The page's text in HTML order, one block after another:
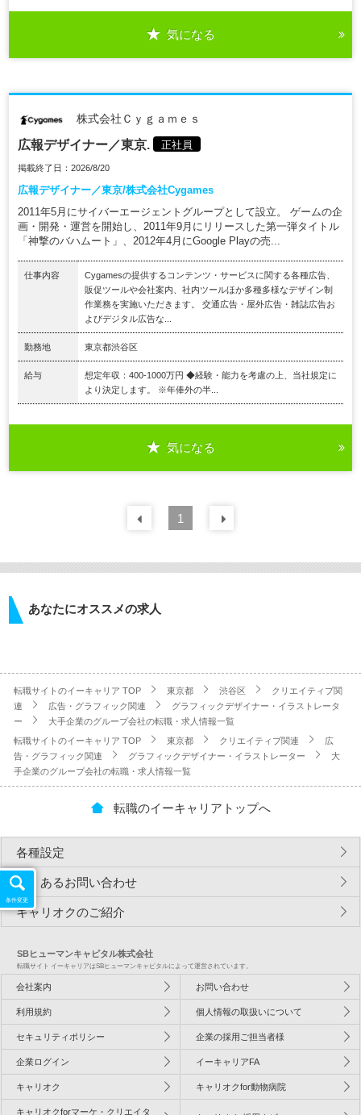
気になる
株式会社Ｃｙｇａｍｅｓ
広報デザイナー／東京. 正社員
掲載終了日：2026/8/20
広報デザイナー／東京/株式会社Cygames
2011年5月にサイバーエージェントグループとして設立。 ゲームの企
画・開発・運営を開始し、2011年9月にリリースした第一弾タイトル
「神撃のバハムート」、2012年4月にGoogle Playの売...
仕事内容
Cygamesの提供するコンテンツ・サービスに関する各種広告、
販促ツールや会社案内、社内ツールほか多種多様なデザイン制
作業務を実施いただきます。 交通広告・屋外広告・雑誌広告お
よびデジタル広告な...
勤務地 東京都渋谷区
給与
想定年収：400-1000万円 ◆経験・能力を考慮の上、当社規定に
より決定します。 ※年俸外の半...
気になる
前の 件
1
あなたにオススメの求人
転職サイトのイーキャリア TOP 東京都 渋谷区
クリエイティブ関
連
広告・グラフィック関連
グラフィックデザイナー・イラストレータ
ー
大手企業のグループ会社の転職・求人情報一覧
転職サイトのイーキャリア TOP 東京都 クリエイティブ関連
広
告・グラフィック関連
グラフィックデザイナー・イラストレーター
大
手企業のグループ会社の転職・求人情報一覧
条件変更
転職のイーキャリアトップへ
各種設定
よくあるお問い合わせ
キャリオクのご紹介
SBヒューマンキャピタル株式会社
転職サイト イーキャリアはSBヒューマンキャピタルによって運営されています。
会社案内 お問い合わせ
利用規約 個人情報の取扱いについて
セキュリティポリシー 企業の採用ご担当者様
企業ログイン イーキャリアFA
キャリオク キャリオクfor動物病院
キャリオクforマーケ・クリエイタ